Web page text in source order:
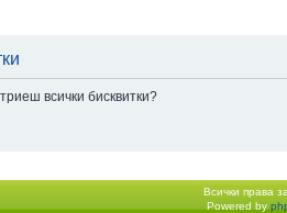
всички бисквитки?
Всички права
Powered by